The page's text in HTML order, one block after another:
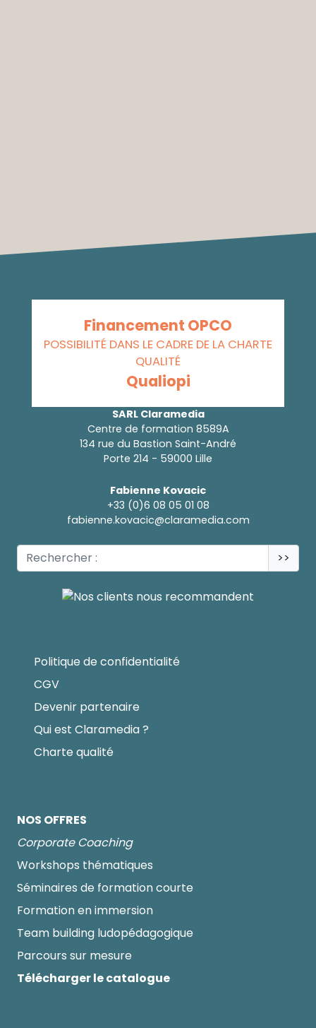
Financement OPCO
POSSIBILITÉ DANS LE CADRE DE LA CHARTE
QUALITÉ
Qualiopi
SARL Claramedia
Centre de formation 8589A
134 rue du Bastion Saint-André
Porte 214 - 59000 Lille
Fabienne Kovacic
+33 (0)6 08 05 01 08
fabienne.kovacic@claramedia.com
>>
Politique de confidentialité
CGV
Devenir partenaire
Qui est Claramedia ?
Charte qualité
NOS OFFRES
Corporate Coaching
Workshops thématiques
Séminaires de formation courte
Formation en immersion
Team building ludopédagogique
Parcours sur mesure
Télécharger le catalogue